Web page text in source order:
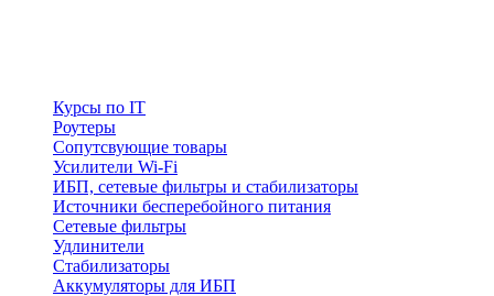
Курсы по IT
Роутеры
Сопутсвующие товары
Усилители Wi-Fi
ИБП, сетевые фильтры и стабилизаторы
Источники бесперебойного питания
Сетевые фильтры
Удлинители
Стабилизаторы
Аккумуляторы для ИБП